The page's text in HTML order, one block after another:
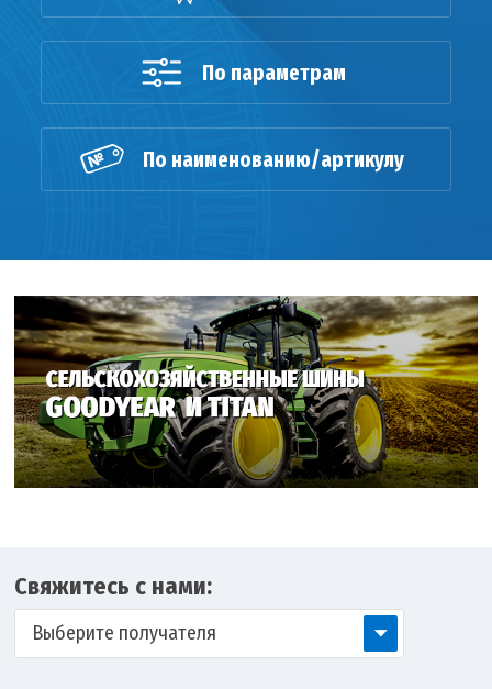
По параметрам
По наименованию/артикулу
Свяжитесь с нами:
Выберите получателя